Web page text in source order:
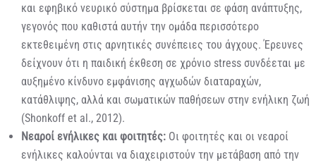
και εφηβικό νευρικό σύστημα βρίσκεται σε φάση ανάπτυξης,
γεγονός που καθιστά αυτήν την ομάδα περισσότερο
εκτεθειμένη στις αρνητικές συνέπειες του άγχους. Έρευνες
δείχνουν ότι η παιδική έκθεση σε χρόνιο stress συνδέεται με
αυξημένο κίνδυνο εμφάνισης αγχωδών διαταραχών,
κατάθλιψης, αλλά και σωματικών παθήσεων στην ενήλικη ζωή
(Shonkoff et al., 2012).
Νεαροί ενήλικες και φοιτητές: Οι φοιτητές και οι νεαροί
ενήλικες καλούνται να διαχειριστούν την μετάβαση από την